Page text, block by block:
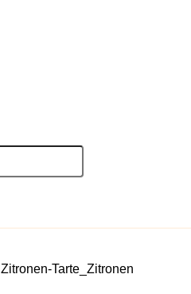
Zitronen-Tarte_Zitronen